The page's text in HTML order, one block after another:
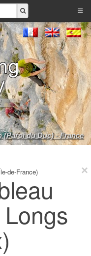
(Paroi du Duc) - France
de-France)